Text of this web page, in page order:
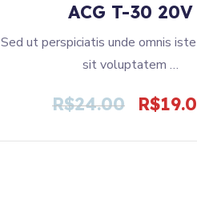
ACG T-30 20V
Sed ut perspiciatis unde omnis
sit voluptatem …
R$24.00 R$